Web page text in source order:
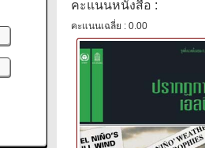
คะแนนหนังสือ :
คะแนนเฉลี่ย : 0.00